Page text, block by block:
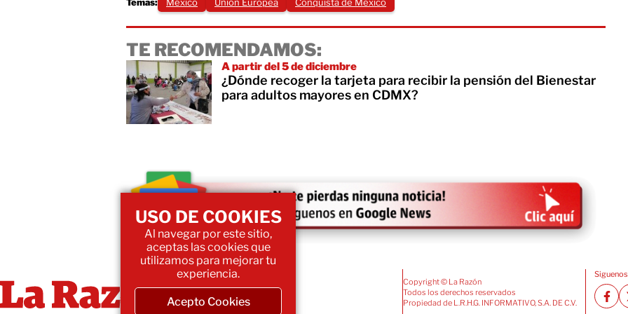
TE RECOMENDAMOS:
A partir del 5 de diciembre
¿Dónde recoger la tarjeta para recibir la pensión del Bienestar
para adultos mayores en CDMX?
Copyright © La Razón
Todos los derechos reservados
Propiedad de L.R.H.G. INFORMATIVO, S.A. DE C.V.
USO DE COOKIES
Al navegar por este sitio,
aceptas las cookies que
utilizamos para mejorar tu
experiencia.
Acepto Cookies